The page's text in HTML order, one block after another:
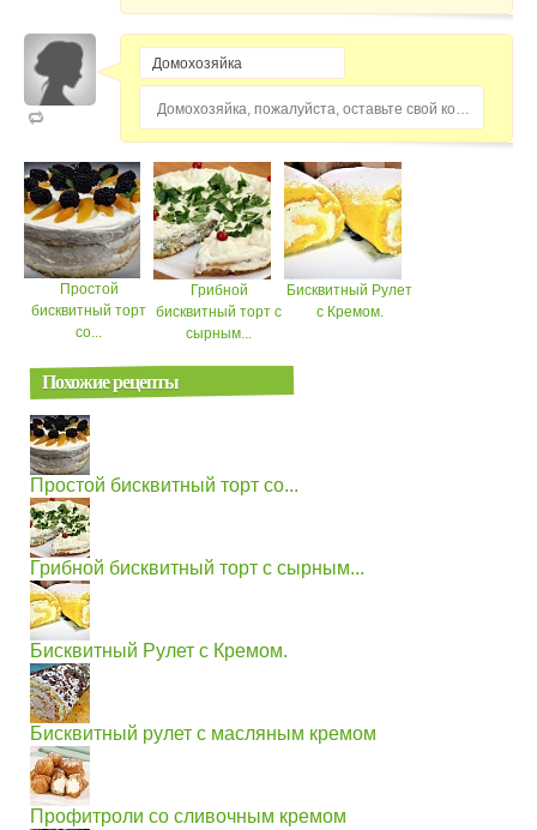
Домохозяйка, пожалуйста, оставьте свой комментарий...
Простой
бисквитный торт
со...
Грибной
бисквитный торт с
сырным...
Бисквитный Рулет
с Кремом.
Похожие рецепты
Простой бисквитный торт со...
Грибной бисквитный торт с сырным...
Бисквитный Рулет с Кремом.
Бисквитный рулет с масляным кремом
Профитроли со сливочным кремом